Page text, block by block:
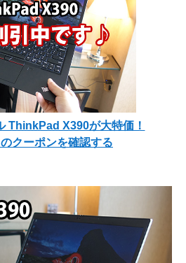
ThinkPad X390が大特価！
クーポンを確認する